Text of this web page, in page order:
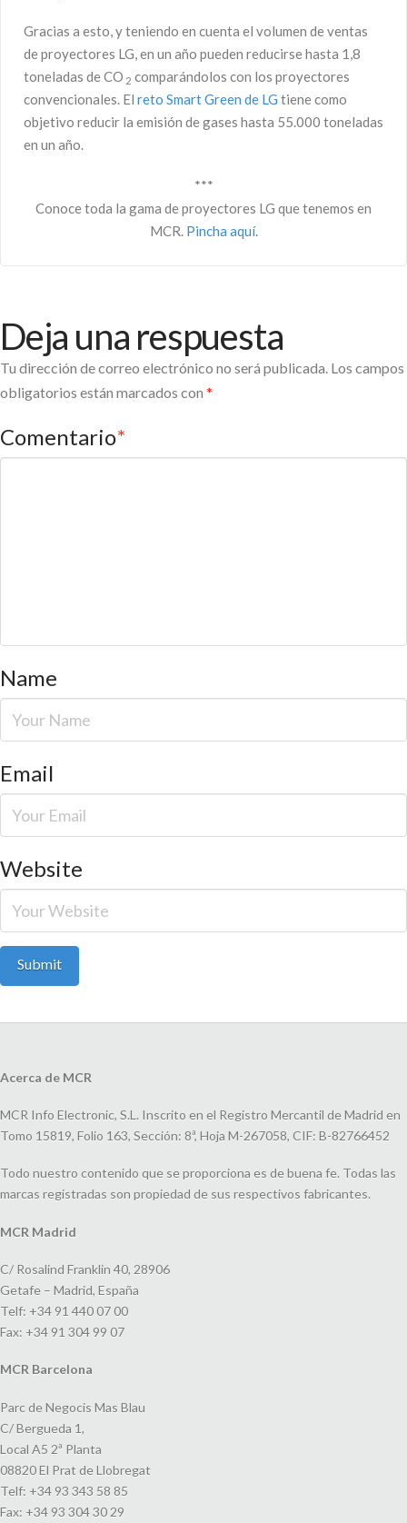
Gracias a esto, y teniendo en cuenta el volumen de ventas
de proyectores LG, en un año pueden reducirse hasta 1,8
toneladas de CO 2 comparándolos con los proyectores
convencionales. El reto Smart Green de LG tiene como
objetivo reducir la emisión de gases hasta 55.000 toneladas
en un año.
***
Conoce toda la gama de proyectores LG que tenemos en
MCR. Pincha aquí.
Deja una respuesta
Tu dirección de correo electrónico no será publicada. Los campos
obligatorios están marcados con *
Comentario*
Name
Email
Website
Acerca de MCR
MCR Info Electronic, S.L. Inscrito en el Registro Mercantil de Madrid en
Tomo 15819, Folio 163, Sección: 8ª, Hoja M-267058, CIF: B-82766452
Todo nuestro contenido que se proporciona es de buena fe. Todas las
marcas registradas son propiedad de sus respectivos fabricantes.
MCR Madrid
C/ Rosalind Franklin 40, 28906
Getafe – Madrid, España
Telf: +34 91 440 07 00
Fax: +34 91 304 99 07
MCR Barcelona
Parc de Negocis Mas Blau
C/ Bergueda 1,
Local A5 2ª Planta
08820 El Prat de Llobregat
Telf: +34 93 343 58 85
Fax: +34 93 304 30 29